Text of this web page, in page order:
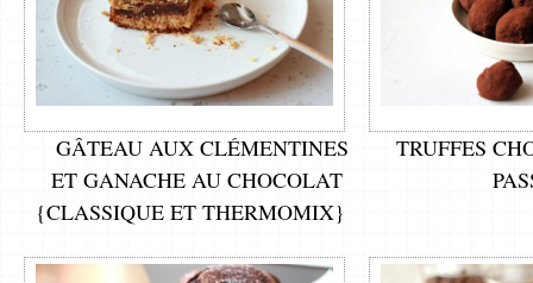
GÂTEAU AUX CLÉMENTINES
ET GANACHE AU CHOCOLAT
{CLASSIQUE ET THERMOMIX}
TRUFFES